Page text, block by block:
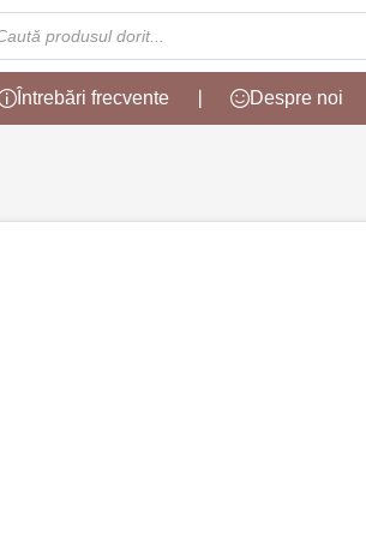
Întrebări frecvente Despre noi